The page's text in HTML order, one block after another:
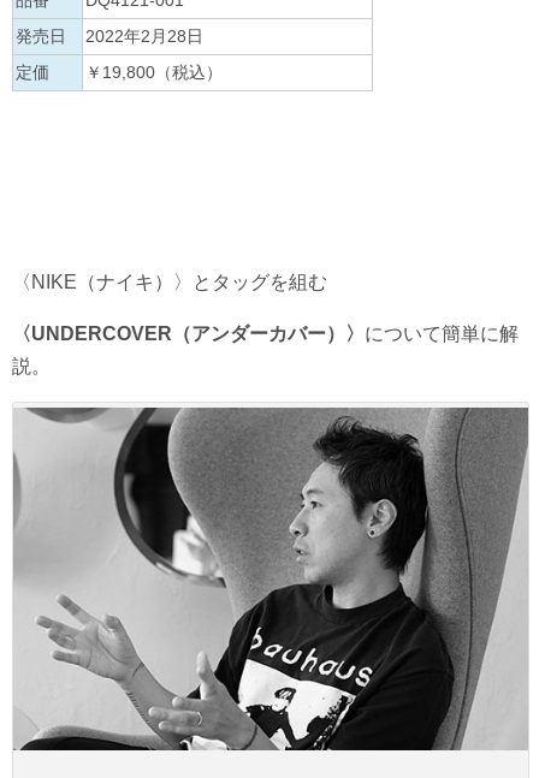
発売日
2022年2月28日
定価
￥19,800（税込）
〈NIKE（ナイキ）〉とタッグを組む
〈UNDERCOVER（アンダーカバー）〉 について簡単に解
説。